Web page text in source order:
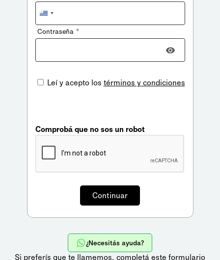
Uruguay
+598
Contraseña *
Leí y acepto los términos y condiciones
Comprobá que no sos un robot
¿Necesitás ayuda?
Si preferís que te llamemos, completá este formulario